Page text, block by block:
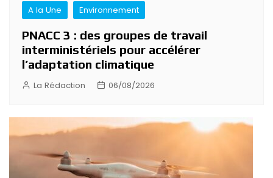
A la Une Environnement
PNACC 3 : des groupes de travail
interministériels pour accélérer
l’adaptation climatique
La Rédaction 06/08/2026